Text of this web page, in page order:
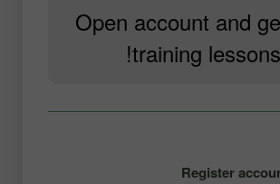
Open account and
training lessons!
Register